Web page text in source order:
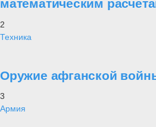
математическим
2
Техника
Оружие афганской
3
Армия